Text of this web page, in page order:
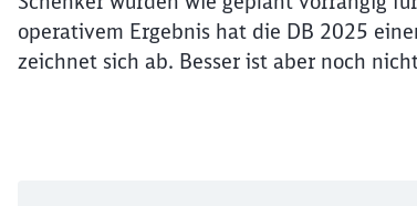
operativem Ergebnis hat die DB 2025
zeichnet sich ab. Besser ist aber noch